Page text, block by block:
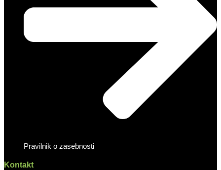
Pravilnik o zasebnosti
Kontakt